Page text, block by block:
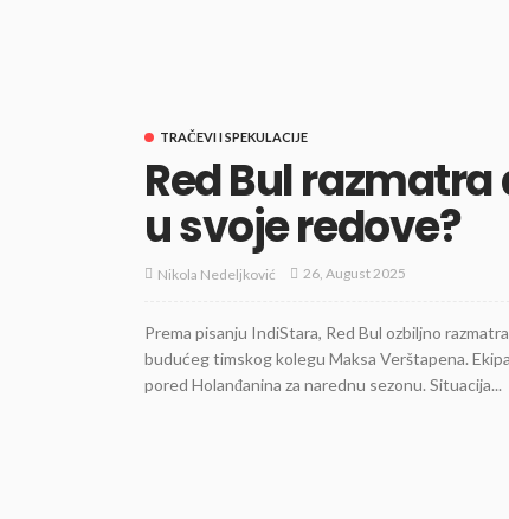
TRAČEVI I SPEKULACIJE
Red Bul
u svoje redove?
Nikola Nedeljković 26, August 2025
Prema pisanju IndiStara, Red Bul ozbiljno
budućeg timskog kolegu Maksa Verštapena.
pored Holanđanina za narednu sezonu. Situacija...